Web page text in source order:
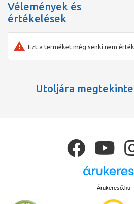
Vélemények és
értékelések
Ezt a terméket még senki nem
Utoljára
Árukereső.hu